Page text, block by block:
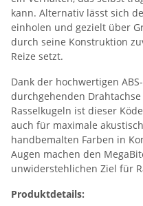
kann. Alternativ lässt sich
einholen und gezielt über
durch seine Konstruktion
Reize setzt.
Dank der hochwertigen
durchgehenden
Rasselkugeln ist dieser
auch für maximale
handbemalten Farben in
Augen machen den
unwiderstehlichen Ziel für
Produktdetails: